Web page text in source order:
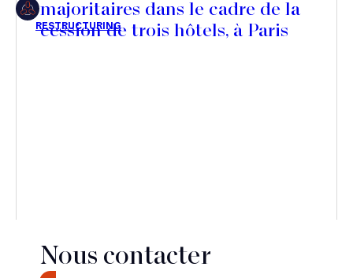
Article
majoritaires dans le cadre de la
cession de trois hôtels, à Paris
Nous contacter